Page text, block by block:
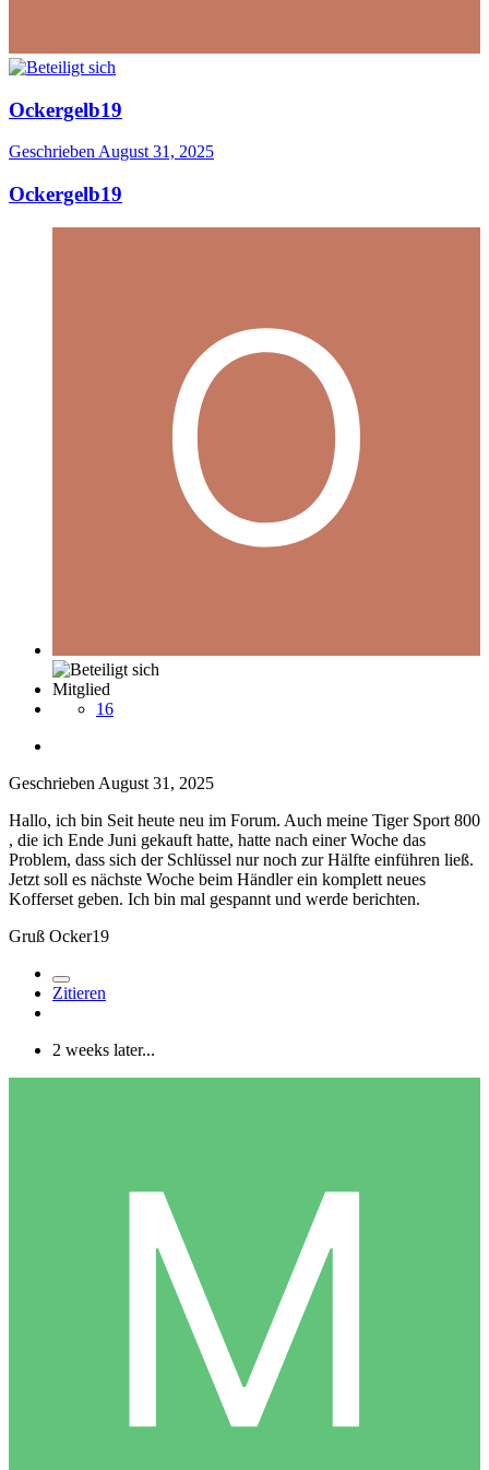
Ockergelb19
Geschrieben August 31, 2025
Ockergelb19
Mitglied
16
Geschrieben August 31, 2025
Hallo, ich bin Seit heute neu im Forum. Auch meine Tiger Sport 800
, die ich Ende Juni gekauft hatte, hatte nach einer Woche das
Problem, dass sich der Schlüssel nur noch zur Hälfte einführen ließ.
Jetzt soll es nächste Woche beim Händler ein komplett neues
Kofferset geben. Ich bin mal gespannt und werde berichten.
Gruß Ocker19
Zitieren
2 weeks later...